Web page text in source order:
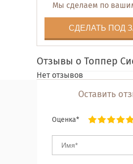
Мы сделаем по
СДЕЛАТЬ ПОД
Отзывы о Топпер
Нет отзывов
Оставить
Оценка*